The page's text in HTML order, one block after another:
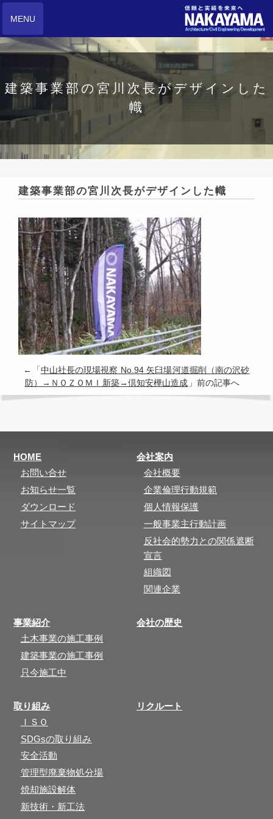
MENU
建築事業部の宮川次長がデザインした
幟
建築事業部の宮川次長がデザインした幟
←「 中山社長の現場視察 No.94 矢臼場河道掘削（南の沢砂
防）→ＮＯＺＯＭＩ新築→倶知安樺山造成 」前の記事へ
HOME
お問い合せ
お知らせ一覧
ダウンロード
サイトマップ
会社案内
会社概要
企業倫理行動規範
個人情報保護
一般事業主行動計画
反社会的勢力との関係遮断
宣言
組織図
関連企業
事業紹介
土木事業の施工事例
建築事業の施工事例
只今施工中
会社の歴史
取り組み
ＩＳＯ
SDGsの取り組み
安全活動
管理型廃棄物処分場
焼却施設解体
新技術・新工法
リクルート